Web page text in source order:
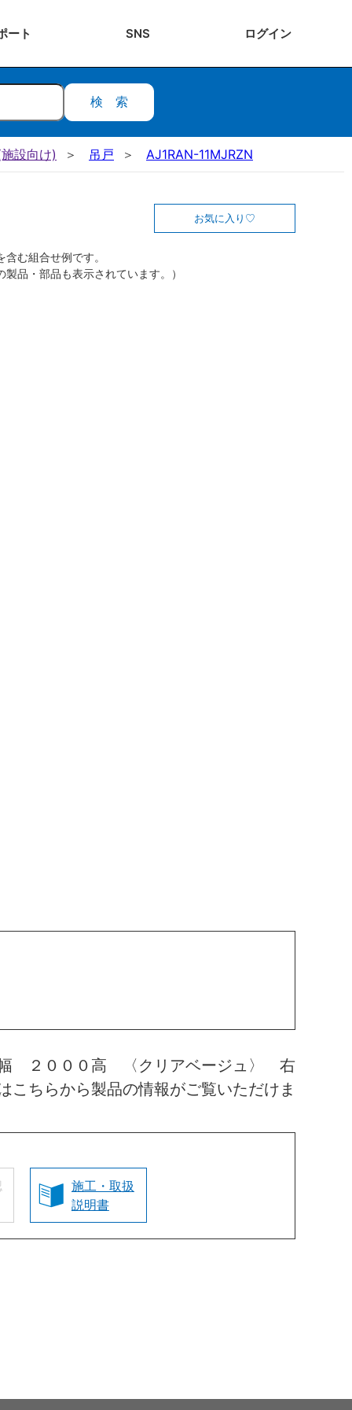
ート SNS ログイン
検索
設向け) 吊戸 AJ1RAN-11MJRZN
お気に入り
む組合せ例です。
製品・部品も表示されています。）
２０００高 〈クリアベージュ〉 右
ちらから製品の情報がご覧いただけま
施工・取扱
説明書